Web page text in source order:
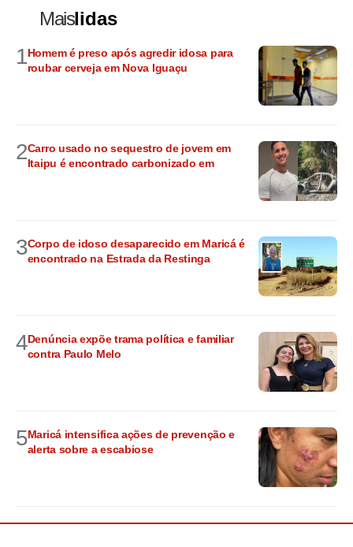
Maislidas
1Homem é preso após agredir idosa para
roubar cerveja em Nova Iguaçu
2Carro usado no sequestro de jovem em
Itaipu é encontrado carbonizado em
3Corpo de idoso desaparecido em Maricá é
encontrado na Estrada da Restinga
4Denúncia expõe trama política e familiar
contra Paulo Melo
5Maricá intensifica ações de prevenção e
alerta sobre a escabiose